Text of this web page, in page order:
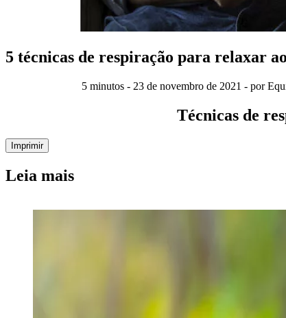
5 técnicas de respiração para relaxar
5 minutos - 23 de novembro de 2021 - por
Técnicas de
Imprimir
Leia mais